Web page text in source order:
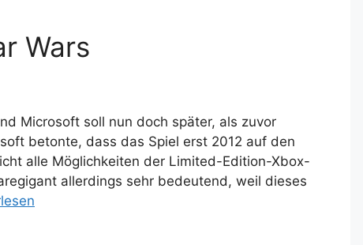
Wars
Microsoft soll nun doch später, als zuvor
betonte, dass das Spiel erst 2012 auf den
alle Möglichkeiten der Limited-Edition-Xbox-
allerdings sehr bedeutend, weil dieses